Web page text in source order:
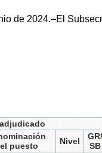
de 2024.–El
puesto
Nivel
GR/
SB